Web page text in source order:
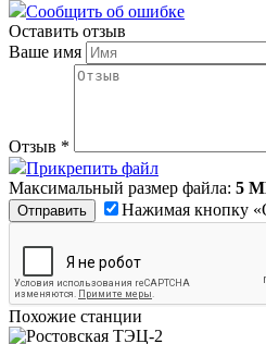
Сообщить об ошибке
Оставить отзыв
Ваше имя
Отзыв *
Прикрепить файл
Максимальный размер файла: 5
Нажимая кнопку
Похожие станции